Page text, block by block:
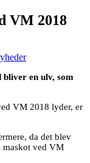
VM 2018
bliver en ulv, som
VM 2018 lyder, er
da det blev
ved VM